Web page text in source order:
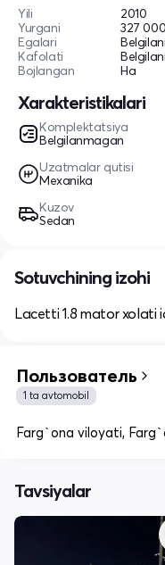
Yili
2010
Yurgani
327
Egalari
Kafolati
Bojlangan
Ha
Xarakteristikalari
Komplektatsiya
Belgilanmagan
Uzatmalar qutisi
Mexanika
Kuzov
Sedan
Sotuvchining izohi
Lacetti 1.8 mator xolati
Пользователь
1 ta avtomobil
Farg`ona viloyati,
Tavsiyalar